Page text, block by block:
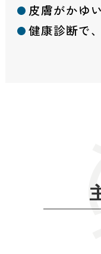
皮膚がかゆい
健康診断で